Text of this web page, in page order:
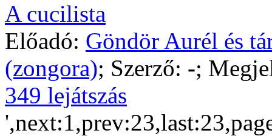
A cucilista
Előadó: Göndör Aurél és
(zongora); Szerző: -;
349 lejátszás